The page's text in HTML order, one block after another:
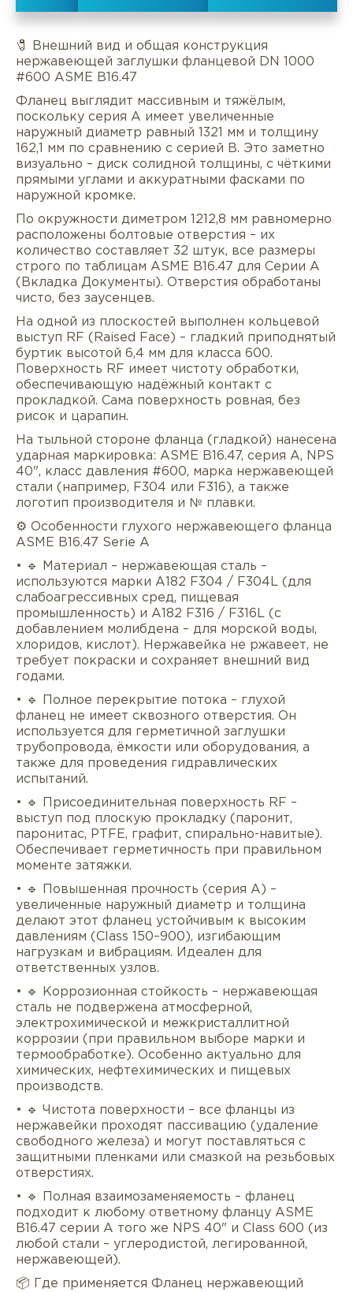
Описание Характеристики
Услуги Оплата/доставка
🧷 Внешний вид и общая конструкция
нержавеющей заглушки фланцевой DN 1000
#600 ASME B16.47
Фланец выглядит массивным и тяжёлым,
поскольку серия A имеет увеличенные
наружный диаметр равный 1321 мм и толщину
162,1 мм по сравнению с серией B. Это заметно
визуально – диск солидной толщины, с чёткими
прямыми углами и аккуратными фасками по
наружной кромке.
По окружности диметром 1212,8 мм равномерно
расположены болтовые отверстия – их
количество составляет 32 штук, все размеры
строго по таблицам ASME B16.47 для Серии A
(Вкладка Документы). Отверстия обработаны
чисто, без заусенцев.
На одной из плоскостей выполнен кольцевой
выступ RF (Raised Face) – гладкий приподнятый
буртик высотой 6,4 мм для класса 600.
Поверхность RF имеет чистоту обработки,
обеспечивающую надёжный контакт с
прокладкой. Сама поверхность ровная, без
рисок и царапин.
На тыльной стороне фланца (гладкой) нанесена
ударная маркировка: ASME B16.47, серия A, NPS
40", класс давления #600, марка нержавеющей
стали (например, F304 или F316), а также
логотип производителя и № плавки.
⚙️ Особенности глухого нержавеющего фланца
ASME B16.47 Serie A
• 🔹 Материал – нержавеющая сталь –
используются марки A182 F304 / F304L (для
слабоагрессивных сред, пищевая
промышленность) и A182 F316 / F316L (с
добавлением молибдена – для морской воды,
хлоридов, кислот). Нержавейка не ржавеет, не
требует покраски и сохраняет внешний вид
годами.
• 🔹 Полное перекрытие потока – глухой
фланец не имеет сквозного отверстия. Он
используется для герметичной заглушки
трубопровода, ёмкости или оборудования, а
также для проведения гидравлических
испытаний.
• 🔹 Присоединительная поверхность RF –
выступ под плоскую прокладку (паронит,
паронитас, PTFE, графит, спирально-навитые).
Обеспечивает герметичность при правильном
моменте затяжки.
• 🔹 Повышенная прочность (серия A) –
увеличенные наружный диаметр и толщина
делают этот фланец устойчивым к высоким
давлениям (Class 150–900), изгибающим
нагрузкам и вибрациям. Идеален для
ответственных узлов.
• 🔹 Коррозионная стойкость – нержавеющая
сталь не подвержена атмосферной,
электрохимической и межкристаллитной
коррозии (при правильном выборе марки и
термообработке). Особенно актуально для
химических, нефтехимических и пищевых
производств.
• 🔹 Чистота поверхности – все фланцы из
нержавейки проходят пассивацию (удаление
свободного железа) и могут поставляться с
защитными пленками или смазкой на резьбовых
отверстиях.
• 🔹 Полная взаимозаменяемость – фланец
подходит к любому ответному фланцу ASME
B16.47 серии A того же NPS 40" и Class 600 (из
любой стали – углеродистой, легированной,
нержавеющей).
📦 Где применяется Фланец нержавеющий